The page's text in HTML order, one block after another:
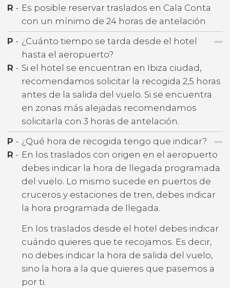
R - Es posible reservar traslados en Cala Conta
con un mínimo de 24 horas de antelación
P - ¿Cuánto tiempo se tarda desde el hotel
hasta el aeropuerto?
R - Si el hotel se encuentran en Ibiza ciudad,
recomendamos solicitar la recogida 2,5 horas
antes de la salida del vuelo. Si se encuentra
en zonas más alejadas recomendamos
solicitarla con 3 horas de antelación.
P - ¿Qué hora de recogida tengo que indicar?
R - En los traslados con origen en el aeropuerto
debes indicar la hora de llegada programada
del vuelo. Lo mismo sucede en puertos de
cruceros y estaciones de tren, debes indicar
la hora programada de llegada.
En los traslados desde el hotel debes indicar
cuándo quieres que te recojamos. Es decir,
no debes indicar la hora de salida del vuelo,
sino la hora a la que quieres que pasemos a
por ti.